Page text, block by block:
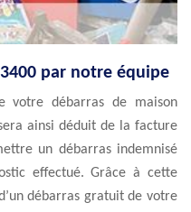
par notre équipe
votre débarras de maison
ainsi déduit de la facture
un débarras indemnisé
effectué. Grâce à cette
débarras gratuit de votre